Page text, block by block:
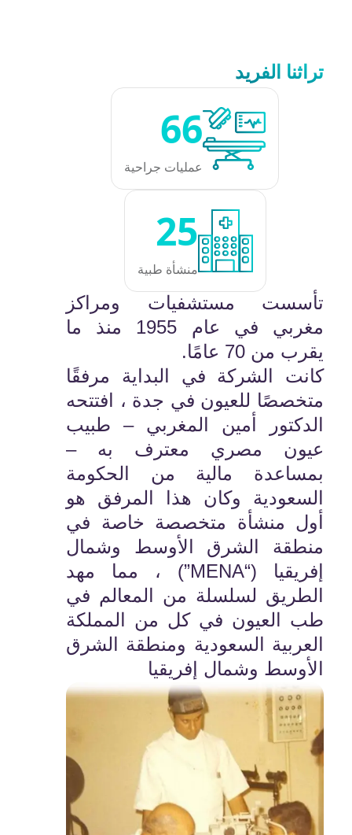
تراثنا الفريد
66
عمليات جراحية
25
منشأة طبية
تأسست مستشفيات ومراكز
مغربي في عام 1955 منذ ما
يقرب من 70 عامًا.
كانت الشركة في البداية مرفقًا
متخصصًا للعيون في جدة ، افتتحه
الدكتور أمين المغربي – طبيب
عيون مصري معترف به –
بمساعدة مالية من الحكومة
السعودية وكان هذا المرفق هو
أول منشأة متخصصة خاصة في
منطقة الشرق الأوسط وشمال
إفريقيا (“MENA”) ، مما مهد
الطريق لسلسلة من المعالم في
طب العيون في كل من المملكة
العربية السعودية ومنطقة الشرق
الأوسط وشمال إفريقيا